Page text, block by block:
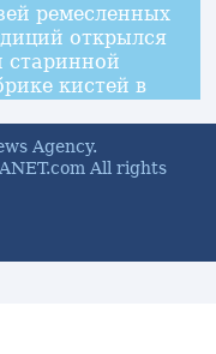
ремесленных
открылся
старинной
кистей в
Agency.
All rights